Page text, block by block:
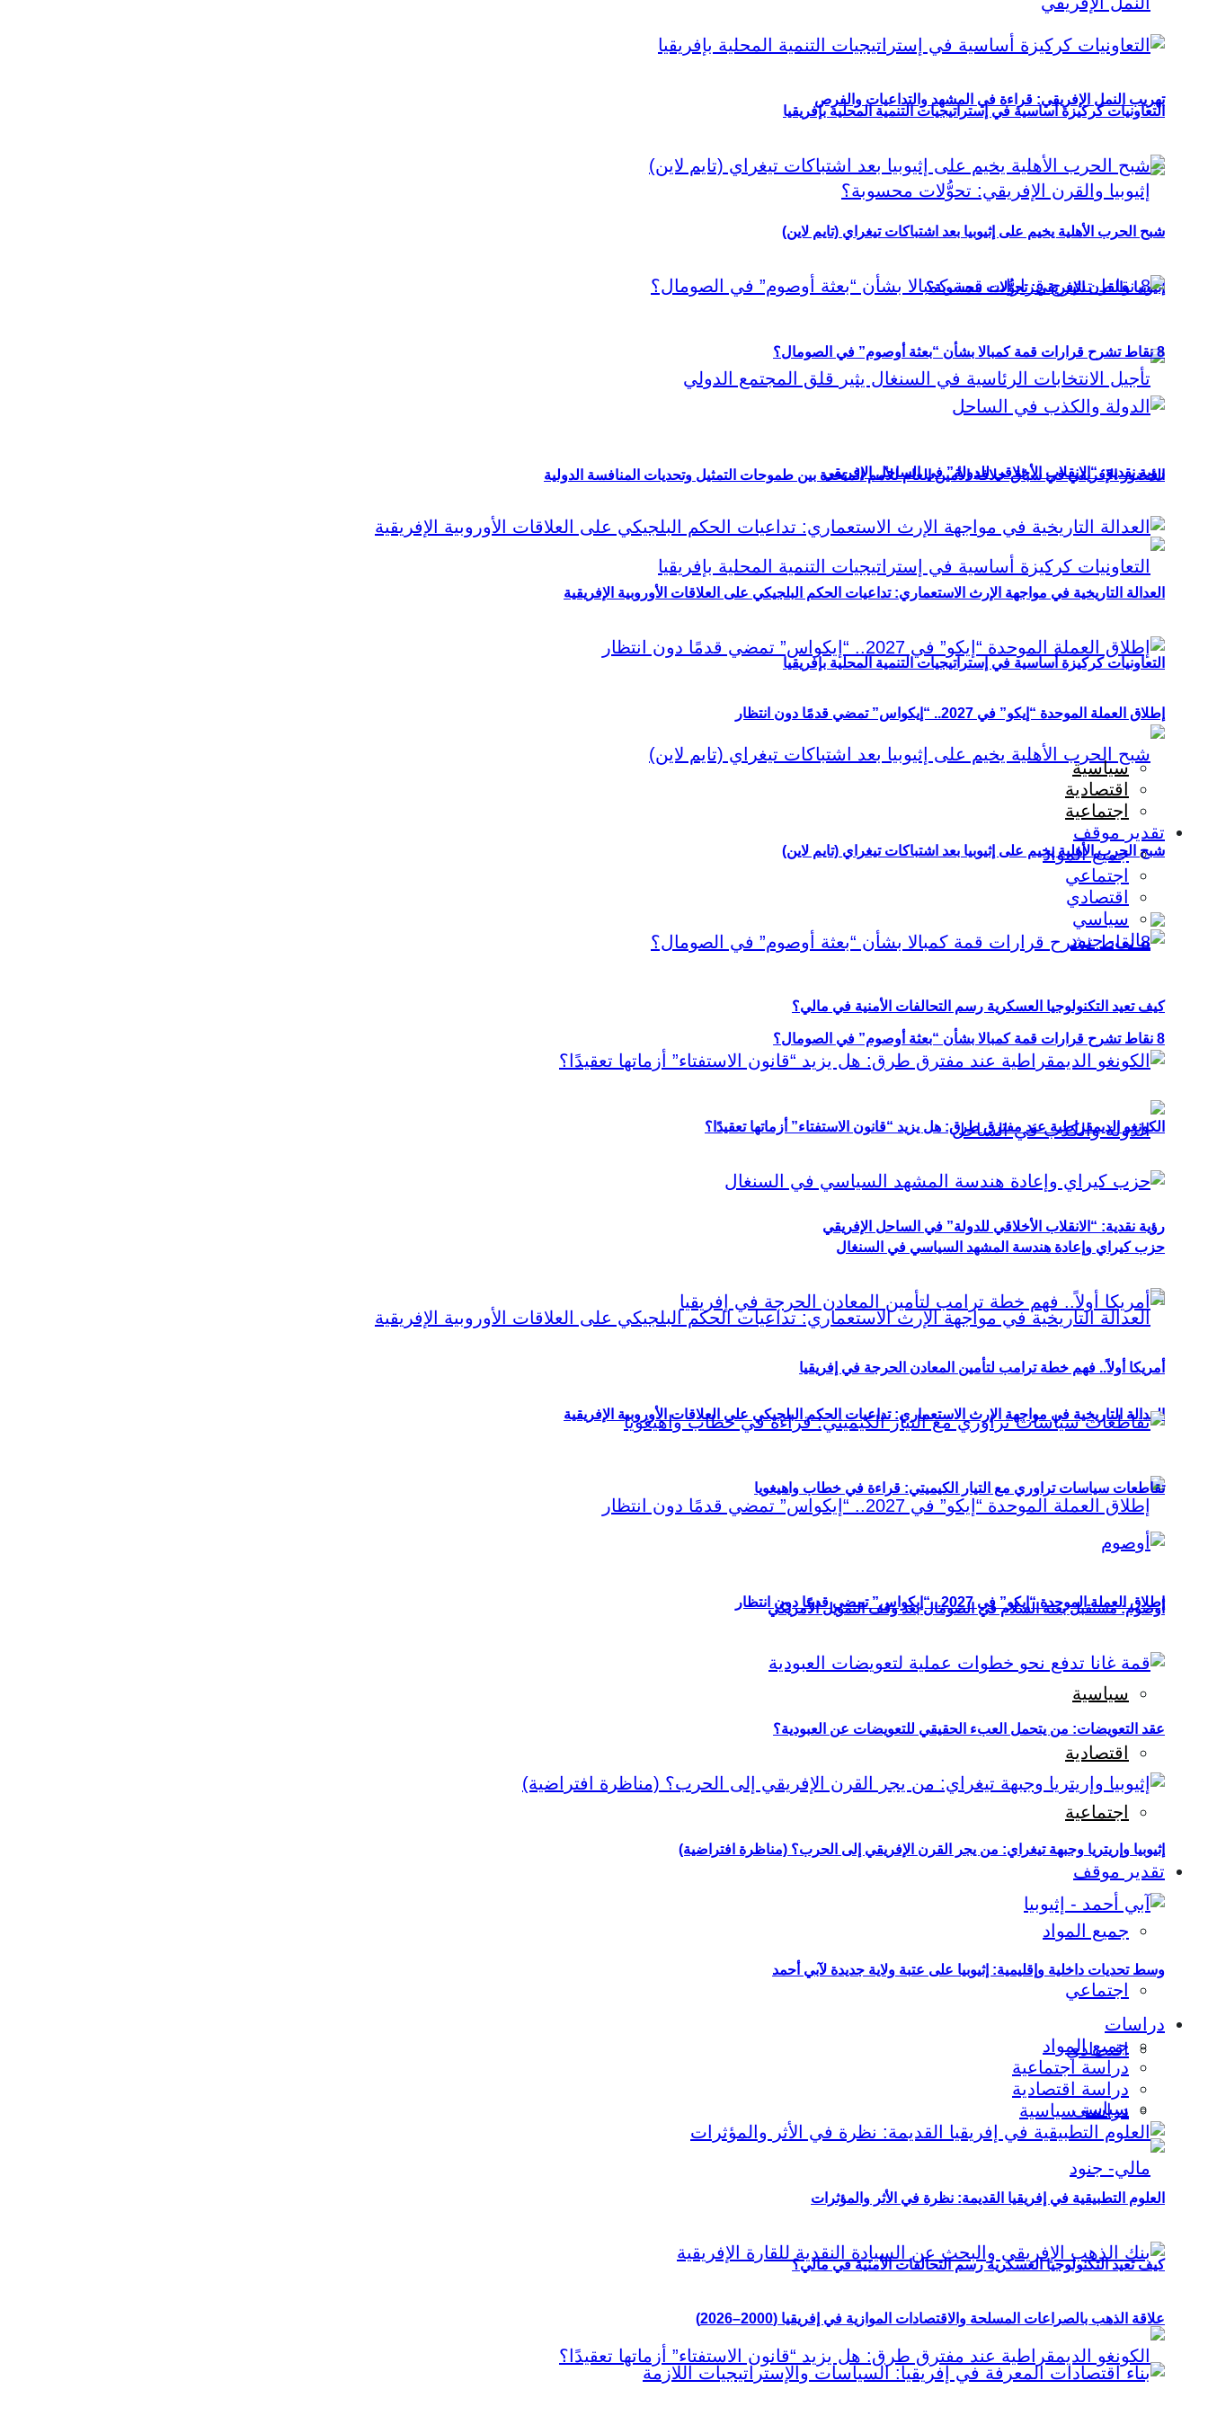
تهريب النمل الإفريقي: قراءة في المشهد والتداعيات والفرص
إثيوبيا والقرن الإفريقي: تحوُّلات محسوبة؟
الحضور الإفريقي في سباق خلافة الأمين العام للأمم المتحدة بين طموحات التمثيل وتحديات المنافسة الدولية
التعاونيات كركيزة أساسية في إستراتيجيات التنمية المحلية بإفريقيا
شبح الحرب الأهلية يخيم على إثيوبيا بعد اشتباكات تيغراي (تايم لاين)
8 نقاط تشرح قرارات قمة كمبالا بشأن “بعثة أوصوم” في الصومال؟
رؤية نقدية: “الانقلاب الأخلاقي للدولة” في الساحل الإفريقي
العدالة التاريخية في مواجهة الإرث الاستعماري: تداعيات الحكم البلجيكي على العلاقات الأوروبية الإفريقية
إطلاق العملة الموحدة “إيكو” في 2027.. “إيكواس” تمضي قدمًا دون انتظار
سياسية
اقتصادية
اجتماعية
تقدير موقف
جميع المواد
اجتماعي
اقتصادي
سياسي
كيف تعيد التكنولوجيا العسكرية رسم التحالفات الأمنية في مالي؟
التعاونيات كركيزة أساسية في إستراتيجيات التنمية المحلية بإفريقيا
شبح الحرب الأهلية يخيم على إثيوبيا بعد اشتباكات تيغراي (تايم لاين)
8 نقاط تشرح قرارات قمة كمبالا بشأن “بعثة أوصوم” في الصومال؟
رؤية نقدية: “الانقلاب الأخلاقي للدولة” في الساحل الإفريقي
العدالة التاريخية في مواجهة الإرث الاستعماري: تداعيات الحكم البلجيكي على العلاقات الأوروبية الإفريقية
إطلاق العملة الموحدة “إيكو” في 2027.. “إيكواس” تمضي قدمًا دون انتظار
سياسية
اقتصادية
اجتماعية
تقدير موقف
جميع المواد
اجتماعي
اقتصادي
سياسي
كيف تعيد التكنولوجيا العسكرية رسم التحالفات الأمنية في مالي؟
الكونغو الديمقراطية عند مفترق طرق: هل يزيد “قانون الاستفتاء” أزماتها تعقيدًا؟
حزب كيراي وإعادة هندسة المشهد السياسي في السنغال
أمريكا أولاً.. فهم خطة ترامب لتأمين المعادن الحرجة في إفريقيا
تقاطعات سياسات تراوري مع التيار الكيميتي: قراءة في خطاب واهيغويا
أوصوم: مستقبل بعثة السلام في الصومال بعد وقف التمويل الأمريكي
عقد التعويضات: من يتحمل العبء الحقيقي للتعويضات عن العبودية؟
إثيوبيا وإريتريا وجبهة تيغراي: من يجر القرن الإفريقي إلى الحرب؟ (مناظرة افتراضية)
وسط تحديات داخلية وإقليمية: إثيوبيا على عتبة ولاية جديدة لآبي أحمد
دراسات
جميع المواد
دراسة اجتماعية
دراسة اقتصادية
دراسة سياسية
العلوم التطبيقية في إفريقيا القديمة: نظرة في الأثر والمؤثرات
علاقة الذهب بالصراعات المسلحة والاقتصادات الموازية في إفريقيا (2000–2026)